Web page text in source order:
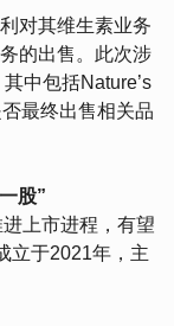
对其维生素业务
的出售。此次涉
中包括Nature’s
最终出售相关品
股”
上市进程，有望
立于2021年，主